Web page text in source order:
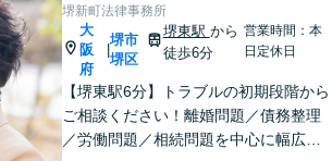
堺新町法律事務所
大
阪
府
堺市
堺区
堺東駅 から
徒歩6分
営業時間：本
日定休日
【堺東駅6分】トラブルの初期段階から
ご相談ください！離婚問題／債務整理
／労働問題／相続問題を中心に幅広く